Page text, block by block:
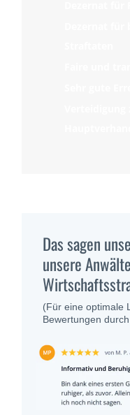
Das sagen
unsere
(Für eine optimale
Bewertungen